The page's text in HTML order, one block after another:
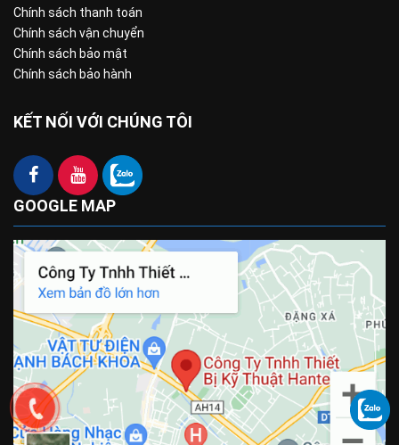
Chính sách thanh toán
Chính sách vận chuyển
Chính sách bảo mật
Chính sách bảo hành
KẾT NỐI VỚI CHÚNG TÔI
GOOGLE MAP